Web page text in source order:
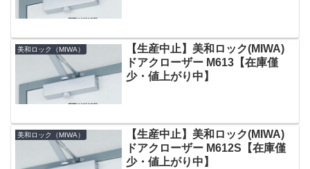
美和ロック（MIWA）
【生産中止】美和ロック(MIWA)
ドアクローザー M613【在庫僅
少・値上がり中】
美和ロック（MIWA）
【生産中止】美和ロック(MIWA)
ドアクローザー M612S【在庫僅
少・値上がり中】